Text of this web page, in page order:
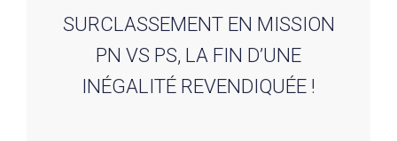
SURCLASSEMENT EN MISSION
PN VS PS, LA FIN D’UNE
INÉGALITÉ REVENDIQUÉE !